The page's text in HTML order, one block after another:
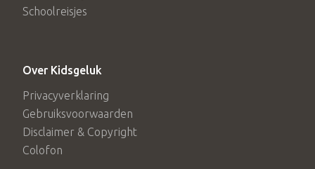
Schoolreisjes
Over Kidsgeluk
Privacyverklaring
Gebruiksvoorwaarden
Disclaimer & Copyright
Colofon